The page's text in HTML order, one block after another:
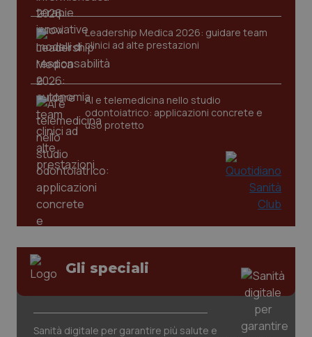
Leadership Medica 2026: guidare team
clinici ad alte prestazioni
AI e telemedicina nello studio
odontoiatrico: applicazioni concrete e
uso protetto
Gli speciali
Sanità digitale per garantire più salute e
tracking-enable
tracking-sites-ironfish-
session-id
www.quotidianosanita.it
_ga
Google LLC
.quotidianosanita.it